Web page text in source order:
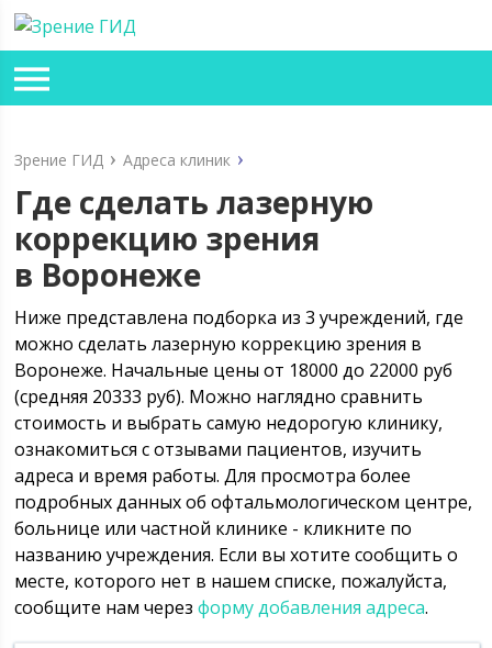
Зрение ГИД Адреса клиник
Где сделать лазерную
коррекцию зрения
в Воронеже
Ниже представлена подборка из 3 учреждений, где
можно сделать лазерную коррекцию зрения в
Воронеже. Начальные цены от 18000 до 22000 руб
(средняя 20333 руб). Можно наглядно сравнить
стоимость и выбрать самую недорогую клинику,
ознакомиться с отзывами пациентов, изучить
адреса и время работы. Для просмотра более
подробных данных об офтальмологическом центре,
больнице или частной клинике - кликните по
названию учреждения. Если вы хотите сообщить о
месте, которого нет в нашем списке, пожалуйста,
сообщите нам черезформу добавления адреса.